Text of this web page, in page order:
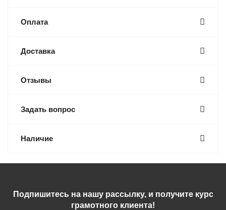
Оплата
Доставка
Отзывы
Задать вопрос
Наличие
Подпишитесь на нашу рассылку, и получите курс
грамотного клиента!